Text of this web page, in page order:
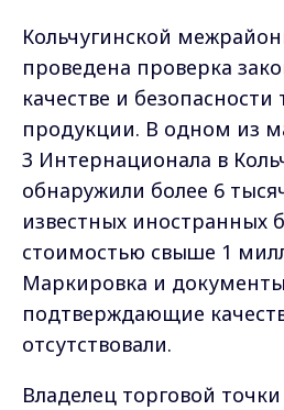
Кольчугинской
проведена проверка
качестве и безопасности
продукции. В одном из
3 Интернационала в
обнаружили более 6
известных иностранных
стоимостью свыше 1
Маркировка и
подтверждающие
отсутствовали.
Владелец торговой